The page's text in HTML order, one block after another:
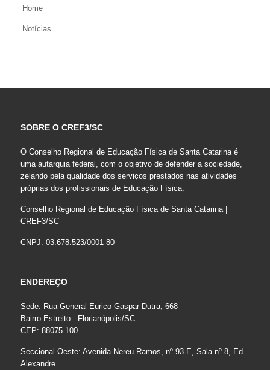
Home
Notícias
SOBRE O CREF3/SC
O Conselho Regional de Educação Física de Santa Catarina é
uma autarquia federal, com o objetivo de defender a sociedade,
zelando pela qualidade dos serviços prestados nas atividades
próprias dos profissionais de Educação Física.
Conselho Regional de Educação Física de Santa Catarina |
CREF3/SC
CNPJ: 03.678.523/0001-80
ENDEREÇO
Sede: Rua General Eurico Gaspar Dutra, 668
Bairro Estreito - Florianópolis/SC
CEP: 88075-100
Seccional Oeste: Avenida Nereu Ramos, nº 93-E, Sala nº 8, Ed.
Alexandre